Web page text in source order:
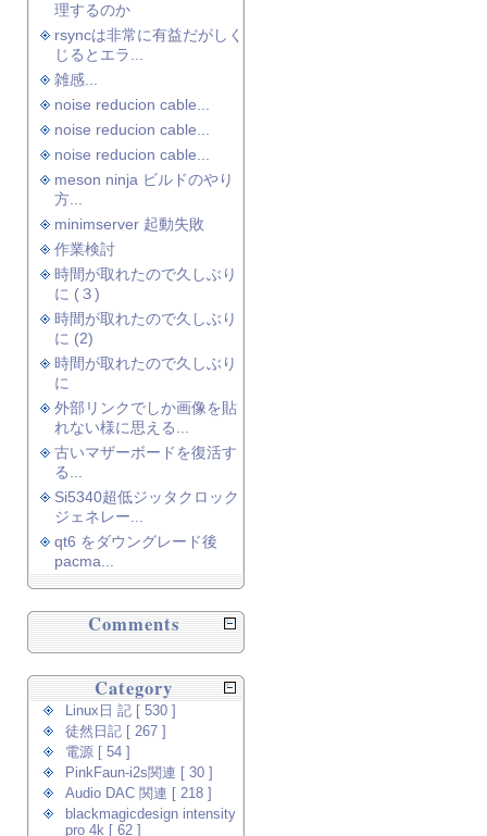
理するのか
rsyncは非常に有益だがしく
じるとエラ...
雑感...
noise reducion cable...
noise reducion cable...
noise reducion cable...
meson ninja ビルドのやり
方...
minimserver 起動失敗
作業検討
時間が取れたので久しぶり
に (３)
時間が取れたので久しぶり
に (2)
時間が取れたので久しぶり
に
外部リンクでしか画像を貼
れない様に思える...
古いマザーボードを復活す
る...
Si5340超低ジッタクロック
ジェネレー...
qt6 をダウングレード後
pacma...
Comments
Category
Linux日 記 [ 530 ]
徒然日記 [ 267 ]
電源 [ 54 ]
PinkFaun-i2s関連 [ 30 ]
Audio DAC 関連 [ 218 ]
blackmagicdesign intensity
pro 4k [ 62 ]